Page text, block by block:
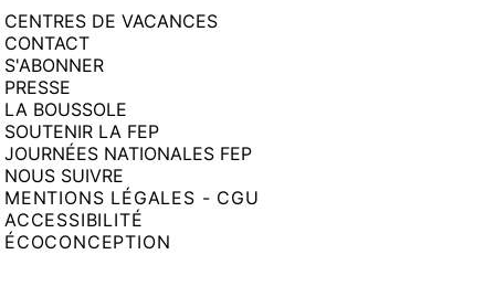
CENTRES DE VACANCES
CONTACT
S'ABONNER
PRESSE
LA BOUSSOLE
SOUTENIR LA FEP
JOURNÉES NATIONALES FEP
NOUS SUIVRE
MENTIONS LÉGALES - CGU
ACCESSIBILITÉ
ÉCOCONCEPTION